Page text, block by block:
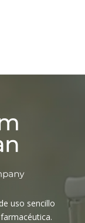
uso sencillo